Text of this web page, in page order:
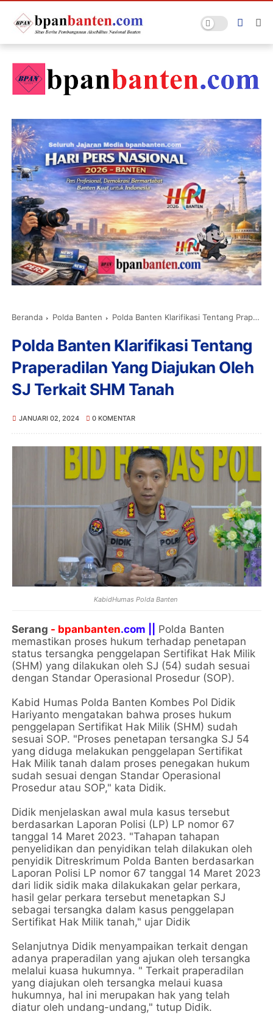
Beranda Polda Banten Polda Banten Klarifikasi Tentang Praperadilan Yang Diajukan Oleh SJ Terkait SHM Tanah
Polda Banten Klarifikasi Tentang
Praperadilan Yang Diajukan Oleh
SJ Terkait SHM Tanah
JANUARI 02, 2024 0 KOMENTAR
KabidHumas Polda Banten
Serang - bpanbanten.com ||
Polda Banten
memastikan proses hukum terhadap penetapan
status tersangka penggelapan Sertifikat Hak Milik
(SHM) yang dilakukan oleh SJ (54) sudah sesuai
dengan Standar Operasional Prosedur (SOP).
Kabid Humas Polda Banten Kombes Pol Didik
Hariyanto mengatakan bahwa proses hukum
penggelapan Sertifikat Hak Milik (SHM) sudah
sesuai SOP. "Proses penetapan tersangka SJ 54
yang diduga melakukan penggelapan Sertifikat
Hak Milik tanah dalam proses penegakan hukum
sudah sesuai dengan Standar Operasional
Prosedur atau SOP," kata Didik.
Didik menjelaskan awal mula kasus tersebut
berdasarkan Laporan Polisi (LP) LP nomor 67
tanggal 14 Maret 2023. "Tahapan tahapan
penyelidikan dan penyidikan telah dilakukan oleh
penyidik Ditreskrimum Polda Banten berdasarkan
Laporan Polisi LP nomor 67 tanggal 14 Maret 2023
dari lidik sidik maka dilakukakan gelar perkara,
hasil gelar perkara tersebut menetapkan SJ
sebagai tersangka dalam kasus penggelapan
Sertifikat Hak Milik tanah," ujar Didik
Selanjutnya Didik menyampaikan terkait dengan
adanya praperadilan yang ajukan oleh tersangka
melalui kuasa hukumnya. " Terkait praperadilan
yang diajukan oleh tersangka melaui kuasa
hukumnya, hal ini merupakan hak yang telah
diatur oleh undang-undang," tutup Didik.